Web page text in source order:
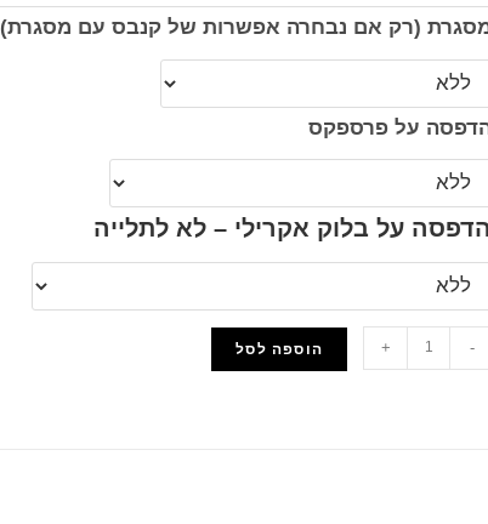
(רק אם נבחרה אפשרות של קנבס עם מסגרת)
על פרספקס
הדפסה על בלוק אקרילי – לא לתלייה
-
+ הוספה לסל